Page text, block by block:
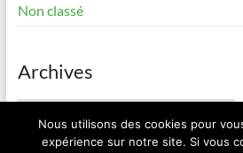
Non classé
Archives
Archives
Nous utilisons des cookies pour
expérience sur notre site. Si vous